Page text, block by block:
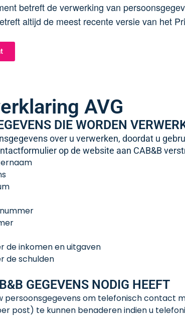
betreft de verwerking van
altijd de meest recente versie van het
AVG
DIE WORDEN
over u verwerken, doordat u
op de website aan CAB&B
de inkomen en uitgaven
de schulden
GEGEVENS NODIG HEEFT
persoonsgegevens om telefonisch contact
post) te kunnen benaderen indien u